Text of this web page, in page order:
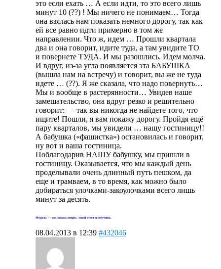
это если ехать … А если идти, то это всего лишь
минут 10 (??) ! Мы ничего не понимаем… Тогда
она взялась нам показать немного дорогу, так как
ей все равно идти примерно в том же
направлении. Что ж, идем … Прошли квартала
два и она говорит, идите туда, а там увидите ТО
и повернете ТУДА. И мы разошлись. Идем молча.
И вдруг, из-за угла появляется эта БАБУШКА
(вышла нам на встречу) и говорит, вы же не туда
идете … (??). Я же сказала, что надо повернуть…
Мы и вообще в растерянности… Увидев наше
замешательство, она вдруг резко и решительно
говорит: — так вы никогда не найдете того, что
ищите! Пошли, я вам покажу дорогу. Пройдя ещё
пару кварталов, мы увидели … нашу гостиницу!!
А бабушка («фашистка») остановилась и говорит,
ну вот и ваша гостиница.
Поблагодарив НАШУ бабушку, мы пришли в
гостиницу. Оказывается, что мы каждый день
проделывали очень длинный путь пешком, да
еще и трамваем, в то время, как можно было
добираться улочками-закоулочками всего лишь
минут за десять.
Мораль: — как задашь вопрос, такой ответ и получишь.
08.04.2013 в 12:39 #432046